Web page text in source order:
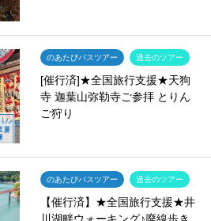
のあたびバスツアー 過去のツアー
[催行済]★全国旅行支援★天狗
寺 迦葉山弥勒寺ご参拝 とりん
ご狩り
のあたびバスツアー 過去のツアー
【催行済】★全国旅行支援★井
川湖畔ウォーキング♪廃線歩き